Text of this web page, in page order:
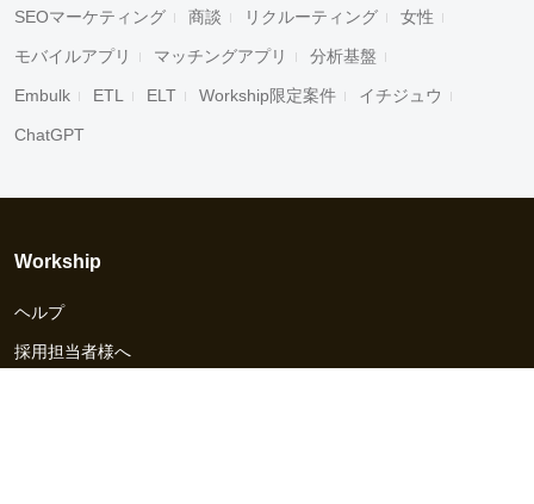
SEOマーケティング 商談 リクルーティング 女性
モバイルアプリ マッチングアプリ 分析基盤
Embulk ETL ELT Workship限定案件 イチジュウ
ChatGPT
Workship
ヘルプ
採用担当者様へ